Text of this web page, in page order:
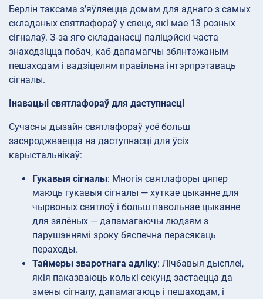
Берлін таксама з’яўляецца домам для аднаго з самых
складаных святлафораў у свеце, які мае 13 розных
сігналаў. З-за яго складанасці паліцэйскі часта
знаходзіцца побач, каб дапамагчы збянтэжаным
пешаходам і вадзіцелям правільна інтэрпрэтаваць
сігналы.
Інавацыі святлафораў для даступнасці
Сучасны дызайн святлафораў усё больш
засяроджваецца на даступнасці для ўсіх
карыстальнікаў:
Гукавыя сігналы: Многія святлафоры цяпер
маюць гукавыя сігналы — хуткае цыканне для
чырвоных святлоў і больш павольнае цыканне
для зялёных — дапамагаючы людзям з
парушэннямі зроку бяспечна перасякаць
пераходы.
Таймеры зваротнага адліку: Лічбавыя дысплеі,
якія паказваюць колькі секунд застаецца да
змены сігналу, дапамагаюць і пешаходам, і